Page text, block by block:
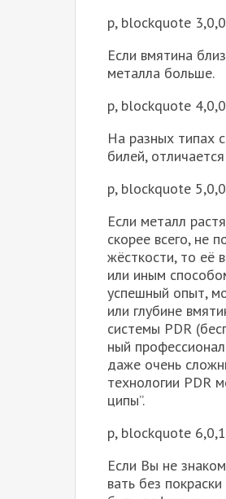
p, blockquote
Если вмя­ти­на
метал­ла боль­ше.
p, blockquote
На раз­ных типах
би­лей,
p, blockquote
Если металл
ско­рее все­го, не
жёст­ко­сти, то её
или иным
успеш­ный опыт,
или глу­бине
систе­мы PDR
ный
даже очень
тех­но­ло­гии PDR
ци­пы”.
p, blockquote
Если Вы не
вать без